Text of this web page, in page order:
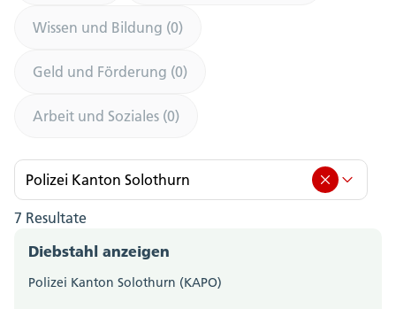
Wissen und Bildung (0)
Geld und Förderung (0)
Arbeit und Soziales (0)
Polizei Kanton Solothurn
Polizei Kanton Solothurn (7)
Amt für Berufsbildung, Mittel- und Hochschulen
(0)
7 Resultate
Diebstahl anzeigen
Polizei Kanton Solothurn (KAPO)